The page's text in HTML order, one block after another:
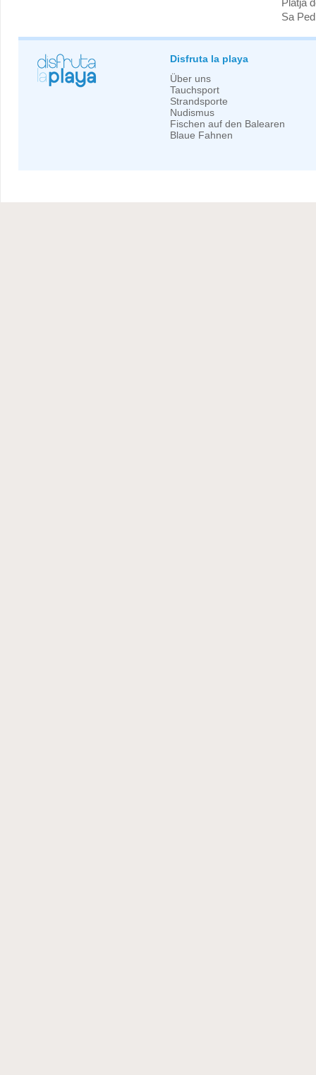
Platja
Sa
Disfruta la playa
Über uns
Tauchsport
Strandsporte
Nudismus
Fischen auf den Balearen
Blaue Fahnen